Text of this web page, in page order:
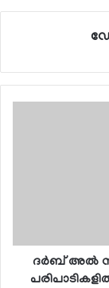
ദര്‍ബ് അല്‍